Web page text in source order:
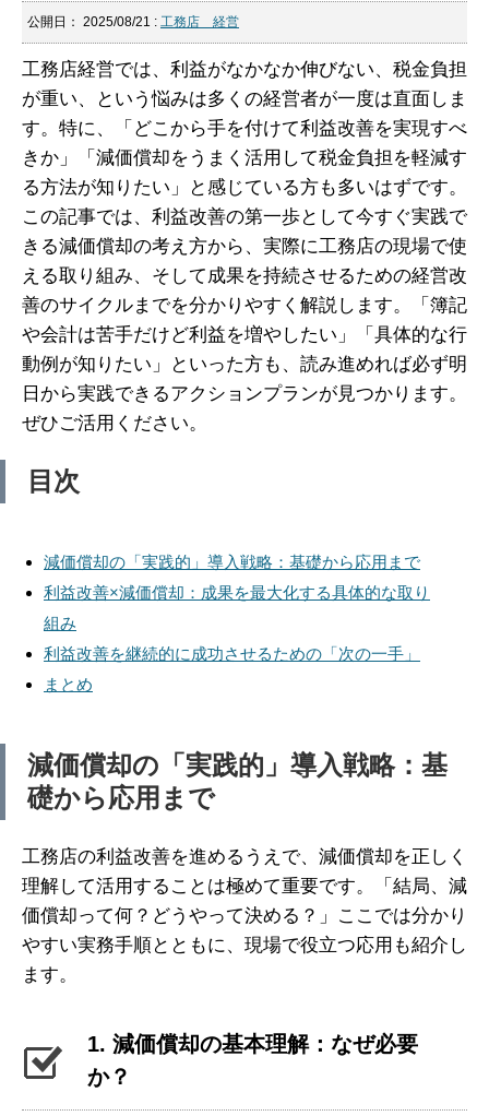
公開日： 2025/08/21 : 工務店 経営
工務店経営では、利益がなかなか伸びない、税金負担
が重い、という悩みは多くの経営者が一度は直面しま
す。特に、「どこから手を付けて利益改善を実現すべ
きか」「減価償却をうまく活用して税金負担を軽減す
る方法が知りたい」と感じている方も多いはずです。
この記事では、利益改善の第一歩として今すぐ実践で
きる減価償却の考え方から、実際に工務店の現場で使
える取り組み、そして成果を持続させるための経営改
善のサイクルまでを分かりやすく解説します。「簿記
や会計は苦手だけど利益を増やしたい」「具体的な行
動例が知りたい」といった方も、読み進めれば必ず明
日から実践できるアクションプランが見つかります。
ぜひご活用ください。
目次
減価償却の「実践的」導入戦略：基礎から応用まで
利益改善×減価償却：成果を最大化する具体的な取り
組み
利益改善を継続的に成功させるための「次の一手」
まとめ
減価償却の「実践的」導入戦略：基
礎から応用まで
工務店の利益改善を進めるうえで、減価償却を正しく
理解して活用することは極めて重要です。「結局、減
価償却って何？どうやって決める？」ここでは分かり
やすい実務手順とともに、現場で役立つ応用も紹介し
ます。
1. 減価償却の基本理解：なぜ必要
か？